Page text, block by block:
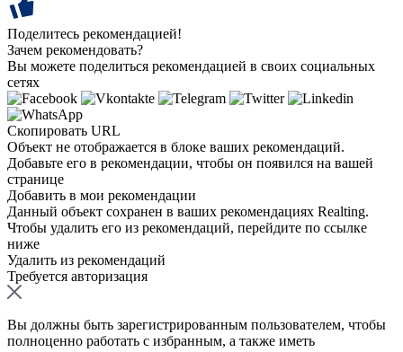
Поделитесь рекомендацией!
Зачем рекомендовать?
Вы можете поделиться рекомендацией в своих социальных
сетях
Скопировать URL
Объект не отображается в блоке ваших рекомендаций.
Добавьте его в рекомендации, чтобы он появился на вашей
странице
Добавить в мои рекомендации
Данный объект сохранен в ваших рекомендациях Realting.
Чтобы удалить его из рекомендаций, перейдите по ссылке
ниже
Удалить из рекомендаций
Требуется авторизация
Вы должны быть зарегистрированным пользователем, чтобы
полноценно работать с избранным, а также иметь